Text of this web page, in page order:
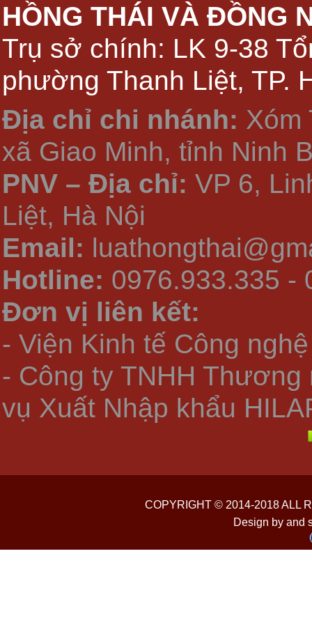
HỒNG THÁI VÀ ĐỒNG
Trụ sở chính: LK 9-38
phường Thanh Liệt, TP.
Địa chỉ chi nhánh: Xóm
xã Giao Minh, tỉnh Ninh
PNV – Địa chỉ: VP 6,
Liệt, Hà Nội
Email:
Hotline: 0976.933.335 -
Đơn vị liên kết:
- Viện Kinh tế Công
- Công ty TNHH Thương
vụ Xuất Nhập khẩu
COPYRIGHT © 2014-2018 ALL
Design by and